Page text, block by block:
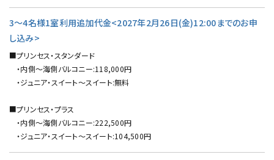
3～4名様1室利用追加代金<2027年2月26日(金)12:00までのお申
し込み>
■プリンセス・スタンダード
・内側～海側バルコニー:118,000円
・ジュニア・スイート～スイート:無料
■プリンセス・プラス
・内側～海側バルコニー:222,500円
・ジュニア・スイート～スイート:104,500円